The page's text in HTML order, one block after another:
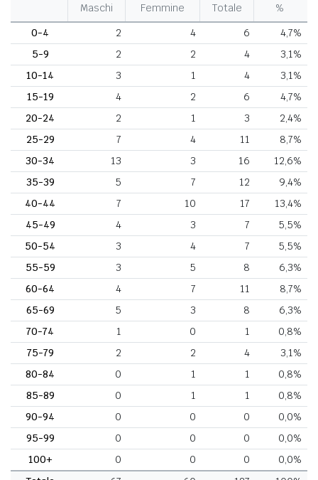
Maschi Femmine Totale
%
0-4
2 4 6
4,7%
5-9
2 2 4
3,1%
10-14
3 1 4
3,1%
15-19
4 2 6
4,7%
20-24
2 1 3
2,4%
25-29
7 4 11
8,7%
30-34
13 3 16
12,6%
35-39
5 7 12
9,4%
40-44
7 10 17
13,4%
45-49
4 3 7
5,5%
50-54
3 4 7
5,5%
55-59
3 5 8
6,3%
60-64
4 7 11
8,7%
65-69
5 3 8
6,3%
70-74
1 0 1
0,8%
75-79
2 2 4
3,1%
80-84
0 1 1
0,8%
85-89
0 1 1
0,8%
90-94
0 0 0
0,0%
95-99
0 0 0
0,0%
100+
0 0 0
0,0%